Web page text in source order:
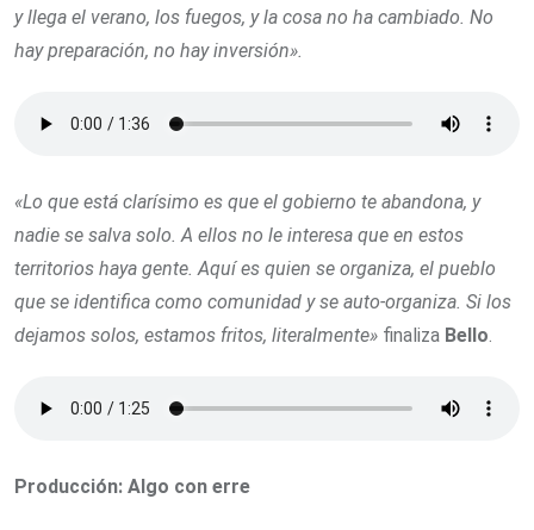
y llega el verano, los fuegos, y la cosa no ha cambiado. No
hay preparación, no hay inversión».
«Lo que está clarísimo es que el gobierno te abandona, y
nadie se salva solo. A ellos no le interesa que en estos
territorios haya gente. Aquí es quien se organiza, el pueblo
que se identifica como comunidad y se auto-organiza. Si los
dejamos solos, estamos fritos, literalmente» finaliza Bello
Producción: Algo con erre